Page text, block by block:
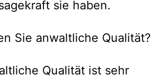
sie haben.
Sie anwaltliche Qualität?
Qualität ist sehr